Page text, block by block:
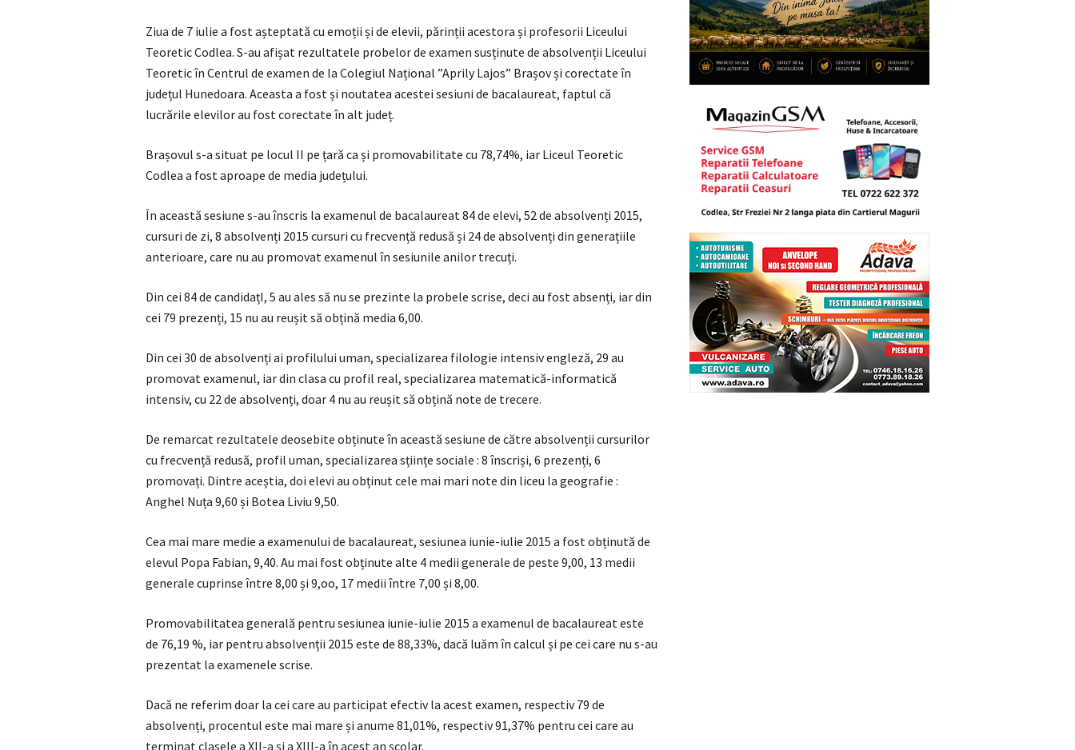
Ziua de 7 iulie a fost așteptată cu emoții și de elevii, părinții acestora și profesorii Liceului
Teoretic Codlea. S-au afișat rezultatele probelor de examen susținute de absolvenții Liceului
Teoretic în Centrul de examen de la Colegiul Național ”Aprily Lajos” Brașov și corectate în
județul Hunedoara. Aceasta a fost și noutatea acestei sesiuni de bacalaureat, faptul că
lucrările elevilor au fost corectate în alt județ.
Brașovul s-a situat pe locul II pe țară ca și promovabilitate cu 78,74%, iar Liceul Teoretic
Codlea a fost aproape de media județului.
În această sesiune s-au înscris la examenul de bacalaureat 84 de elevi, 52 de absolvenți 2015,
cursuri de zi, 8 absolvenți 2015 cursuri cu frecvență redusă și 24 de absolvenți din generațiile
anterioare, care nu au promovat examenul în sesiunile anilor trecuți.
Din cei 84 de candidațI, 5 au ales să nu se prezinte la probele scrise, deci au fost absenți, iar din
cei 79 prezenți, 15 nu au reușit să obțină media 6,00.
Din cei 30 de absolvenți ai profilului uman, specializarea filologie intensiv engleză, 29 au
promovat examenul, iar din clasa cu profil real, specializarea matematică-informatică
intensiv, cu 22 de absolvenți, doar 4 nu au reușit să obțină note de trecere.
De remarcat rezultatele deosebite obținute în această sesiune de către absolvenții cursurilor
cu frecvență redusă, profil uman, specializarea sțiințe sociale : 8 înscriși, 6 prezenți, 6
promovați. Dintre aceștia, doi elevi au obținut cele mai mari note din liceu la geografie :
Anghel Nuța 9,60 și Botea Liviu 9,50.
Cea mai mare medie a examenului de bacalaureat, sesiunea iunie-iulie 2015 a fost obținută de
elevul Popa Fabian, 9,40. Au mai fost obținute alte 4 medii generale de peste 9,00, 13 medii
generale cuprinse între 8,00 și 9,oo, 17 medii între 7,00 și 8,00.
Promovabilitatea generală pentru sesiunea iunie-iulie 2015 a examenul de bacalaureat este
de 76,19 %, iar pentru absolvenții 2015 este de 88,33%, dacă luăm în calcul și pe cei care nu s-au
prezentat la examenele scrise.
Dacă ne referim doar la cei care au participat efectiv la acest examen, respectiv 79 de
absolvenți, procentul este mai mare și anume 81,01%, respectiv 91,37% pentru cei care au
terminat clasele a XII-a și a XIII-a în acest an școlar.